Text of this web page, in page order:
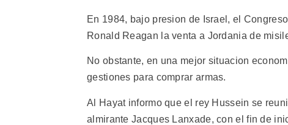
En 1984, bajo presion de Israel, el
Ronald Reagan la venta a Jordania de
No obstante, en una mejor situacion
gestiones para comprar armas.
Al Hayat informo que el rey Hussein se
almirante Jacques Lanxade, con el fin de